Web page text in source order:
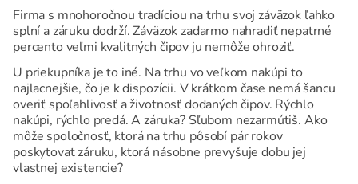
Firma s mnohoročnou tradíciou na trhu svoj záväzok ľahko
splní a záruku dodrží. Záväzok zadarmo nahradiť nepatrné
percento veľmi kvalitných čipov ju nemôže ohroziť.
U priekupníka je to iné. Na trhu vo veľkom nakúpi to
najlacnejšie, čo je k dispozícii. V krátkom čase nemá šancu
overiť spoľahlivosť a životnosť dodaných čipov. Rýchlo
nakúpi, rýchlo predá. A záruka? Sľubom nezarmútiš. Ako
môže spoločnosť, ktorá na trhu pôsobí pár rokov
poskytovať záruku, ktorá násobne prevyšuje dobu jej
vlastnej existencie?